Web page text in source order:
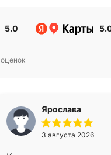
5.0
оценок
Ярослава
3 августа 2026